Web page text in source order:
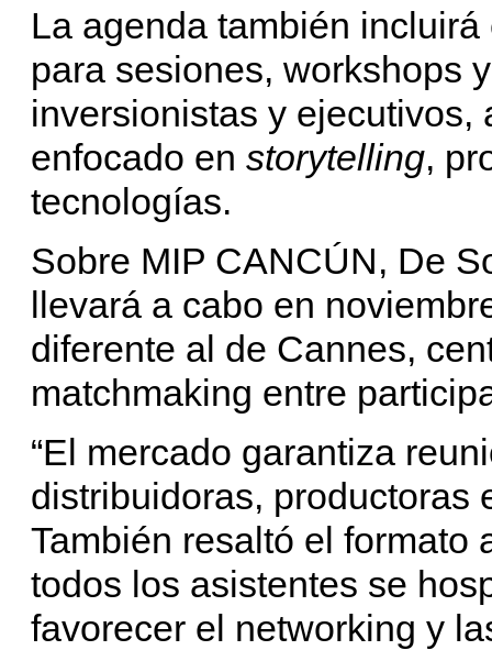
La agenda también
para sesiones, workshops
inversionistas y
enfocado en storytelling,
tecnologías.
Sobre MIP CANCÚN, De
llevará a cabo en
diferente al de Cannes,
matchmaking entre
“El mercado garantiza
distribuidoras, productoras
También resaltó el formato
todos los asistentes se
favorecer el networking y